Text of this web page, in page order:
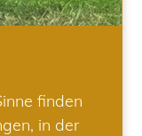
finden
in der